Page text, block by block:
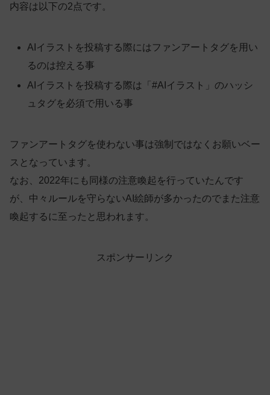
内容は以下の2点です。
AIイラストを投稿する際にはファンアートタグを用い
るのは控える事
AIイラストを投稿する際は「#AIイラスト」のハッシ
ュタグを必須で用いる事
ファンアートタグを使わない事は強制ではなくお願いベー
スとなっています。
なお、2022年にも同様の注意喚起を行っていたんです
が、中々ルールを守らないAI絵師が多かったのでまた注意
喚起するに至ったと思われます。
スポンサーリンク